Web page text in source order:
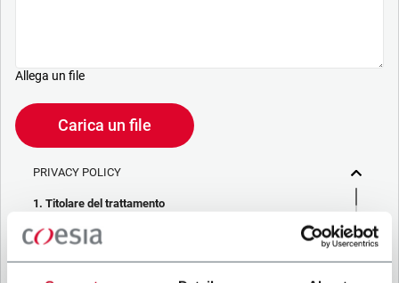
Allega un file
Carica un file
PRIVACY POLICY
1. Titolare del trattamento
La società che stai cercando di contattare (“Società”)
tramite questo form tratta i tuoi dati personali – in qualità di
titolare/contitolare del trattamento – per le finalità descritte